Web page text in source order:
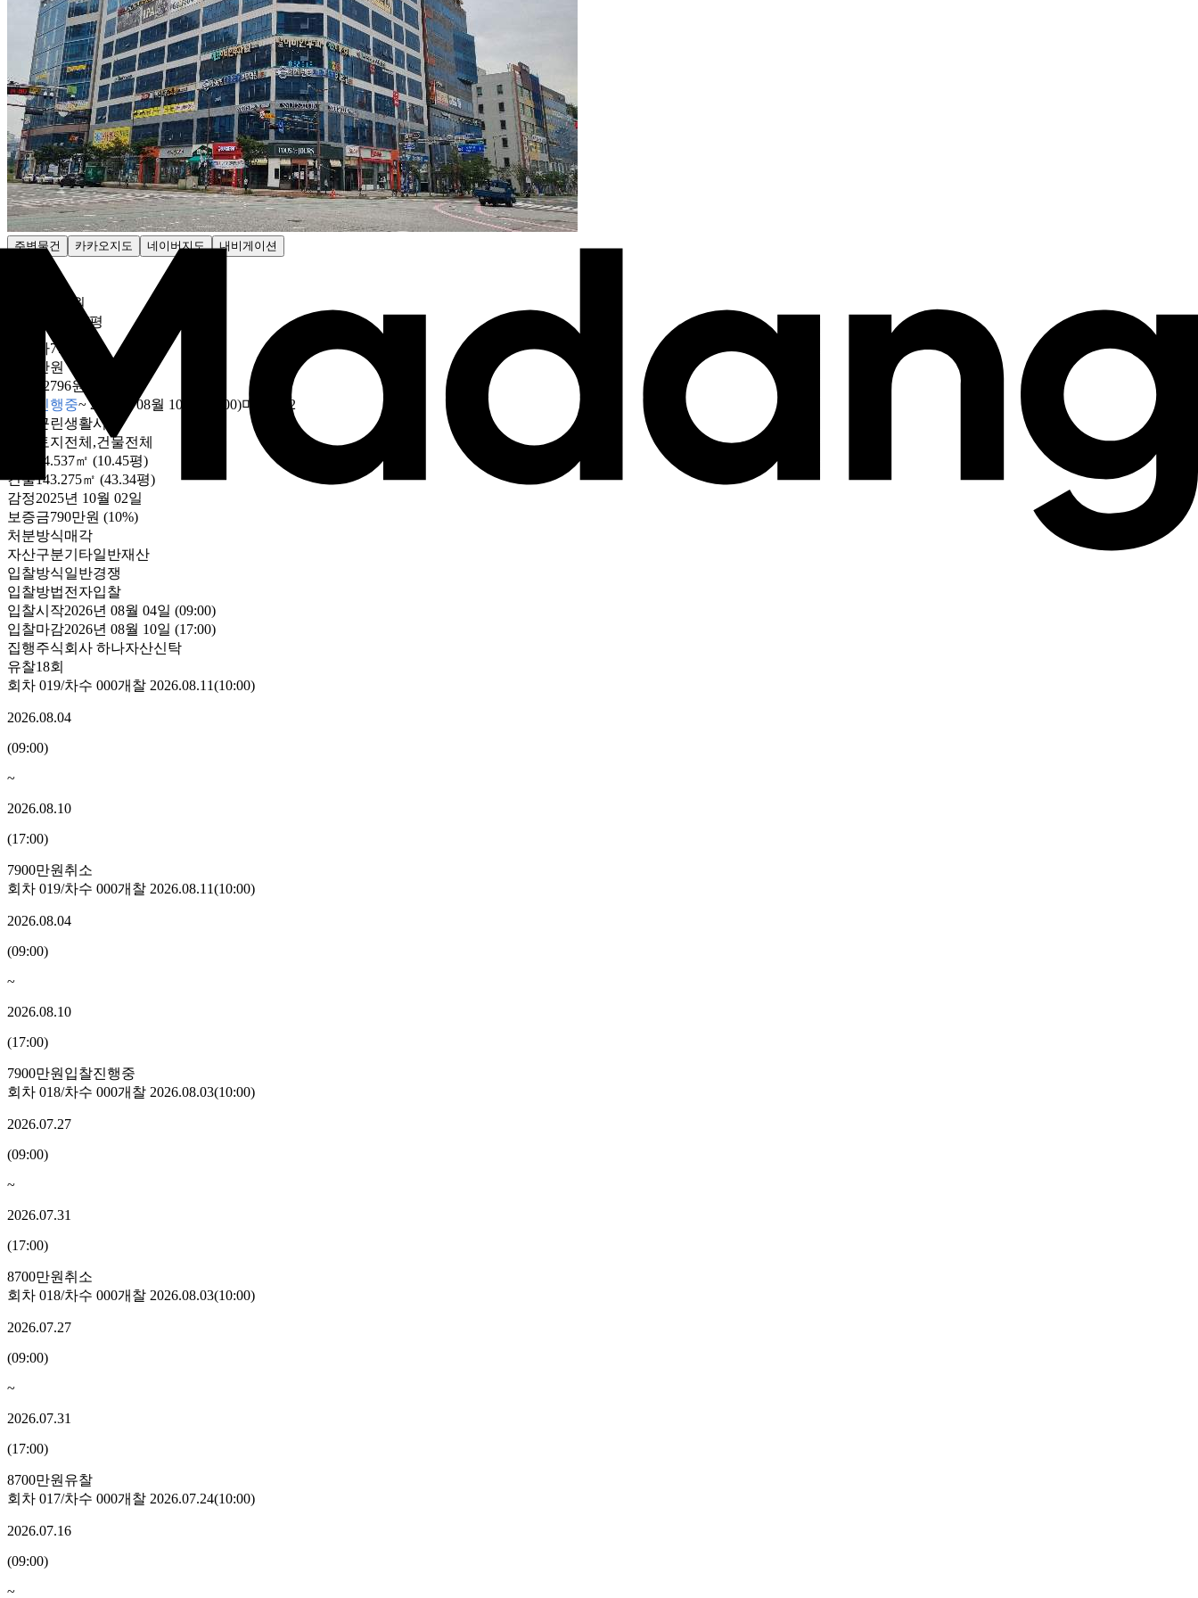
주변물건 카카오지도 네이버지도 내비게이션
3억4700만원
800만6460원/평
최저가77
7900만원
182만2796원/평
입찰진행중~2026년 08월 10일 (17:00)마감
D-2
근린생활시설
토지전체,건물전체
34.537㎡ (10.45평)
건물143.275㎡ (43.34평)
감정2025년 10월 02일
보증금790만원 (10%)
처분방식매각
자산구분기타일반재산
입찰방식일반경쟁
입찰방법전자입찰
입찰시작2026년 08월 04일 (09:00)
입찰마감2026년 08월 10일 (17:00)
집행주식회사 하나자산신탁
유찰18회
회차 019/차수 000개찰 2026.08.11(10:00)
2026.08.04
(09:00)
~
2026.08.10
(17:00)
7900만원 취소
회차 019/차수 000개찰 2026.08.11(10:00)
2026.08.04
(09:00)
~
2026.08.10
(17:00)
7900만원 입찰진행중
회차 018/차수 000개찰 2026.08.03(10:00)
2026.07.27
(09:00)
~
2026.07.31
(17:00)
8700만원 취소
회차 018/차수 000개찰 2026.08.03(10:00)
2026.07.27
(09:00)
~
2026.07.31
(17:00)
8700만원 유찰
회차 017/차수 000개찰 2026.07.24(10:00)
2026.07.16
(09:00)
~